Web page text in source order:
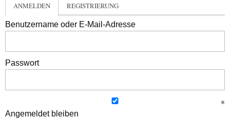
ANMELDEN REGISTRIERUNG
Benutzername oder E-Mail-Adresse
Passwort
Angemeldet bleiben